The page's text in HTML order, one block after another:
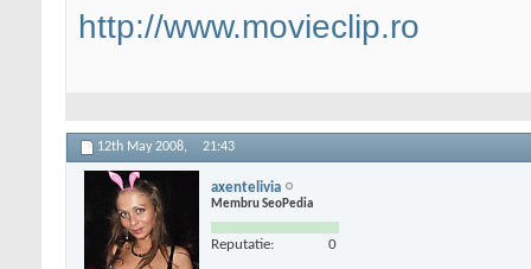
http://www.movieclip.ro
12th May 2008, 21:43
axentelivia
Membru SeoPedia
Reputatie: 0